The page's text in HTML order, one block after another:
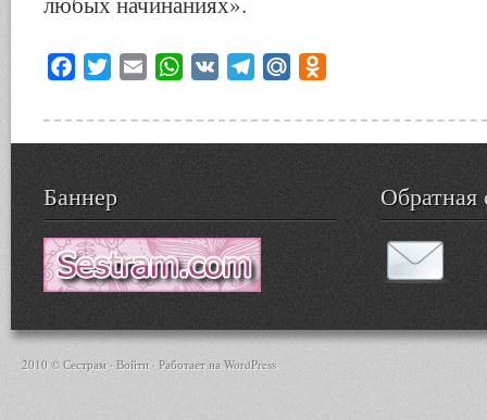
Facebook
Twitter Email WhatsApp
VK TelegramMail.Ru
Баннер Обратная
2010 © Сестрам · Войти · Работает на WordPress